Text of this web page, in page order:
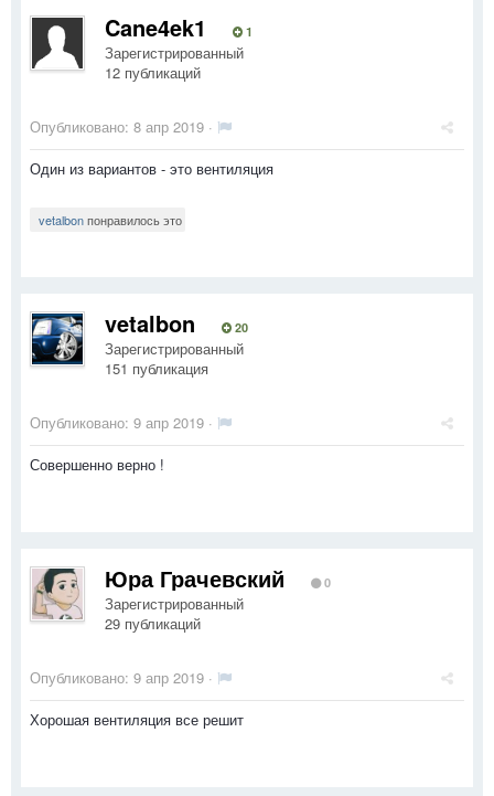
Cane4ek1 1
Зарегистрированный
12 публикаций
Опубликовано: 8 апр 2019 ·
Один из вариантов - это вентиляция
vetalbonпонравилось это
vetalbon 20
Зарегистрированный
151 публикация
Опубликовано: 9 апр 2019 ·
Совершенно верно !
Юра Грачевский 0
Зарегистрированный
29 публикаций
Опубликовано: 9 апр 2019 ·
Хорошая вентиляция все решит